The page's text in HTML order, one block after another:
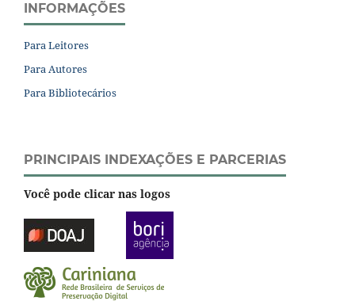
INFORMAÇÕES
Para Leitores
Para Autores
Para Bibliotecários
PRINCIPAIS INDEXAÇÕES E PARCERIAS
Você pode clicar nas logos